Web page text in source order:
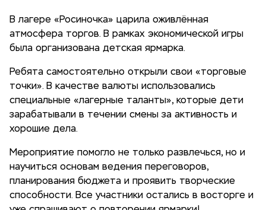
В лагере «Росиночка» царила оживлённая
атмосфера торгов. В рамках экономической игры
была организована детская ярмарка.
Ребята самостоятельно открыли свои «торговые
точки». В качестве валюты использовались
специальные «лагерные таланты», которые дети
зарабатывали в течении смены за активность и
хорошие дела.
Мероприятие помогло не только развлечься, но и
научиться основам ведения переговоров,
планирования бюджета и проявить творческие
способности. Все участники остались в восторге и